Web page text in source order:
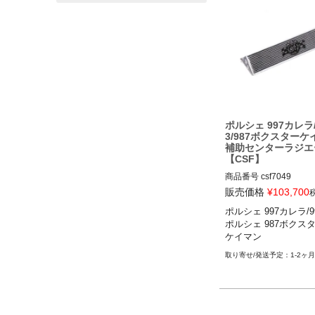
ター／ボクスターS
ポルシェ 997カレ
3/987ボクスターケ
補助センターラジ
【CSF】
商品番号 csf7049
12
ポルシェ 987ボクスタ
イマン 05-12
販売価格 ¥103,700
ポルシェ 997カレラ/
ポルシェ 987ボクス
ケイマン
1-2ヶ月